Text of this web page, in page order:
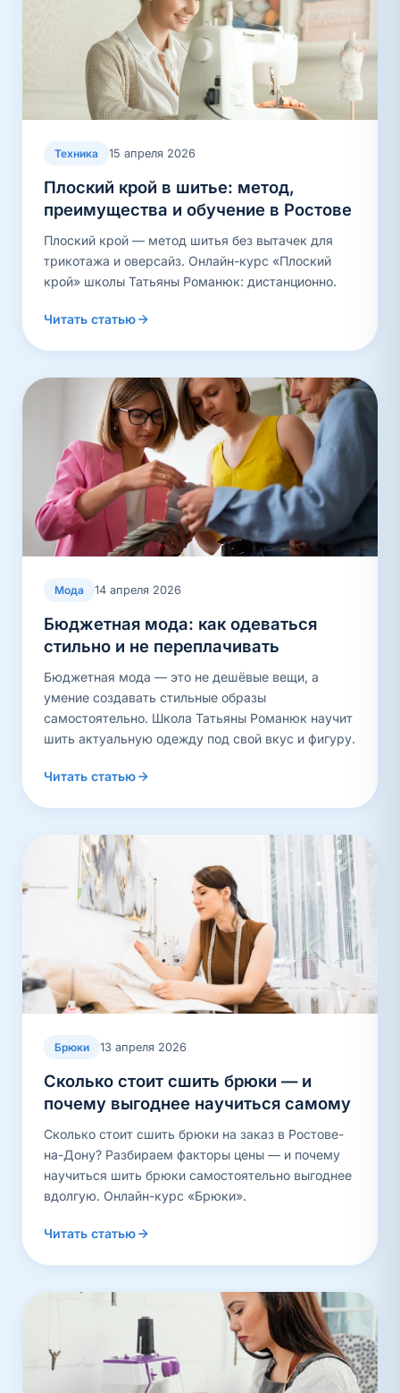
Техника 15 апреля 2026
Плоский крой в шитье: метод,
преимущества и обучение в Ростове
Плоский крой — метод шитья без вытачек для
трикотажа и оверсайз. Онлайн-курс «Плоский
крой» школы Татьяны Романюк: дистанционно.
Читать статью
Мода 14 апреля 2026
Бюджетная мода: как одеваться
стильно и не переплачивать
Бюджетная мода — это не дешёвые вещи, а
умение создавать стильные образы
самостоятельно. Школа Татьяны Романюк научит
шить актуальную одежду под свой вкус и фигуру.
Читать статью
Брюки 13 апреля 2026
Сколько стоит сшить брюки — и
почему выгоднее научиться самому
Сколько стоит сшить брюки на заказ в Ростове-
на-Дону? Разбираем факторы цены — и почему
научиться шить брюки самостоятельно выгоднее
вдолгую. Онлайн-курс «Брюки».
Читать статью